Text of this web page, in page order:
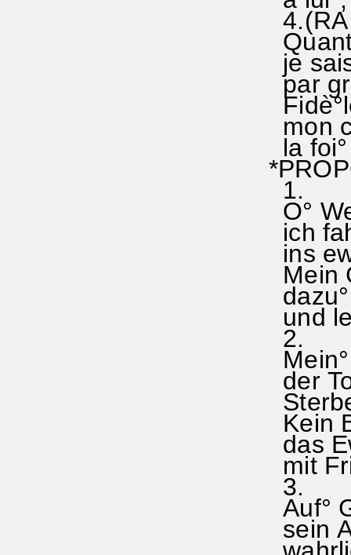
je
par
mon
la
1.
O°
ich
ins
Mein
und
2.
der
Kein
das
mit
3.
Auf°
sein